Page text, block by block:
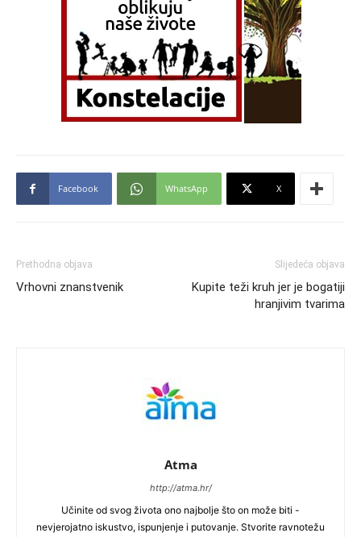
Facebook WhatsApp X
Prethodna objava
Vrhovni znanstvenik
Slijedeća objava
Kupite teži kruh jer je bogatiji
hranjivim tvarima
Atma
http://atma.hr/
Učinite od svog života ono najbolje što on može biti -
nevjerojatno iskustvo, ispunjenje i putovanje. Stvorite ravnotežu